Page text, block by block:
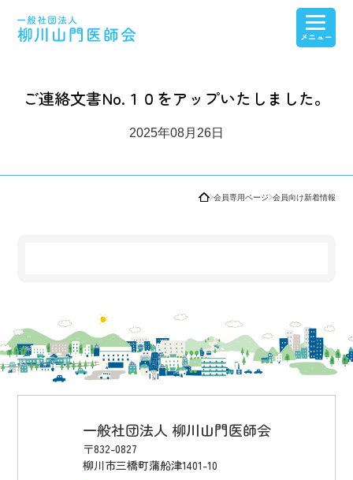
医師会紹介・産業保健センター紹介
ご連絡文書No.１０をアップいたしました。
2025年08月26日
会員専用ページ 会員向け新着情報
一般社団法人 柳川山門医師会
〒832-0827
柳川市三橋町蒲船津1401-10